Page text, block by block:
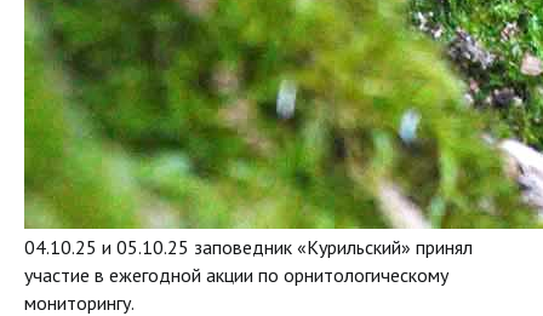
04.10.25 и 05.10.25 заповедник «Курильский» принял
участие в ежегодной акции по орнитологическому
мониторингу.